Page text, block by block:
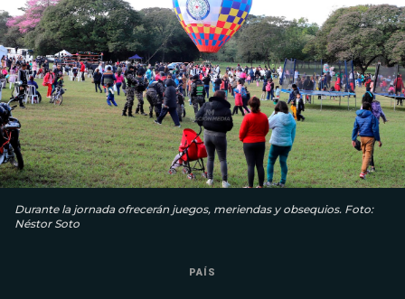
Durante la jornada ofrecerán juegos, meriendas y obsequios. Foto:
Néstor Soto
PAÍS